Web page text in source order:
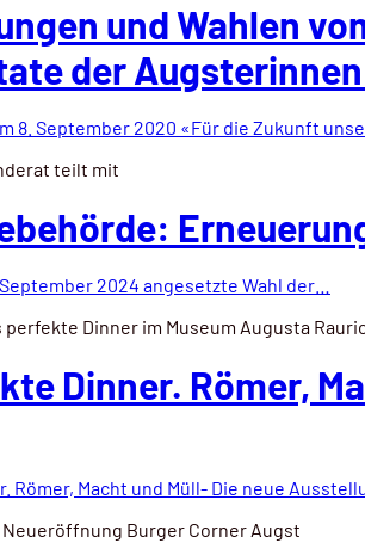
und Wahlen
der
8. September 2020 «Für die Zukunft
2024 angesetzte Wahl der…
Dinner. Römer,
Römer, Macht und Müll- Die neue